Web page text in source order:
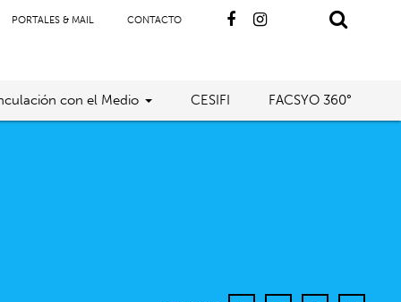
PORTALES & MAIL CONTACTO
con el Medio CESIFI FACSYO 360°